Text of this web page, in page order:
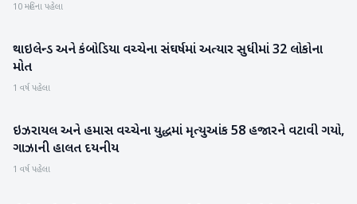
10 મહિના પહેલા
આંતરરાષ્ટ્રીય
થાઇલેન્ડ અને કંબોડિયા વચ્ચેના સંઘર્ષમાં અત્યાર સુધીમાં 32 લોકોના
મોત
1 વર્ષ પહેલા
રાષ્ટ્રીય
ઇઝરાયલ અને હમાસ વચ્ચેના યુદ્ધમાં મૃત્યુઆંક 58 હજારને વટાવી ગયો,
ગાઝાની હાલત દયનીય
1 વર્ષ પહેલા